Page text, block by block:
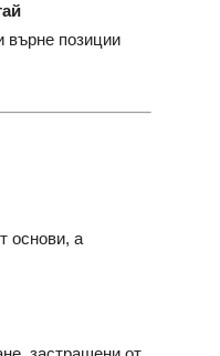
върне позиции
основи, а